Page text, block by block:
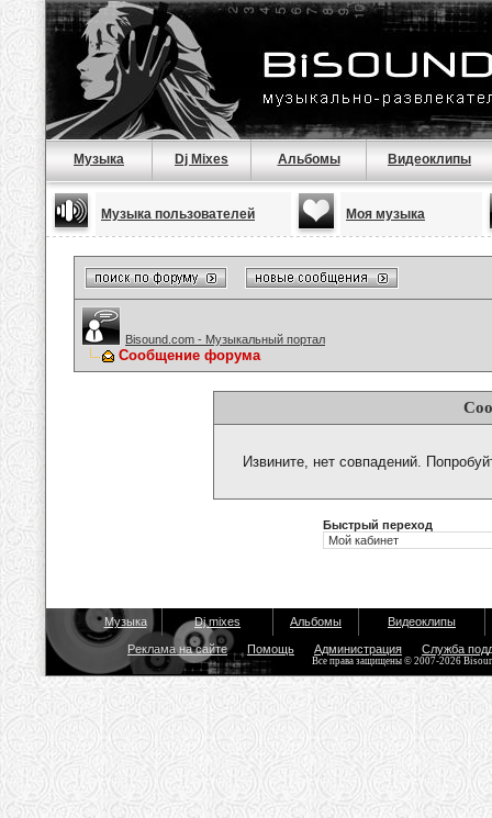
Музыка Dj Mixes Альбомы Видеоклипы
Музыка пользователей Моя музыка
Bisound.com - Музыкальный портал
Сообщение форума
Извините, нет совпадений.
Быстрый переход
Музыка Dj mixes Альбомы Видеоклипы
Реклама на сайте Помощь Администрация Служба
Все права защищены © 2007-2026